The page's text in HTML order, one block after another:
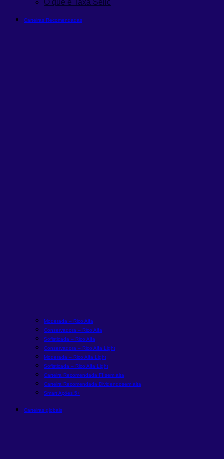
O que é Taxa Selic
Carteiras Recomendadas
Moderada – Rico Alfa
Conservadora – Rico Alfa
Sofisticada – Rico Alfa
Conservadora – Rico Alfa Light
Moderada – Rico Alfa Light
Sofisticada – Rico Alfa Light
Carteira Recomendada FIIsem alta
Carteira Recomendada Dividendosem alta
Smart Ações 5+
Carteiras globais